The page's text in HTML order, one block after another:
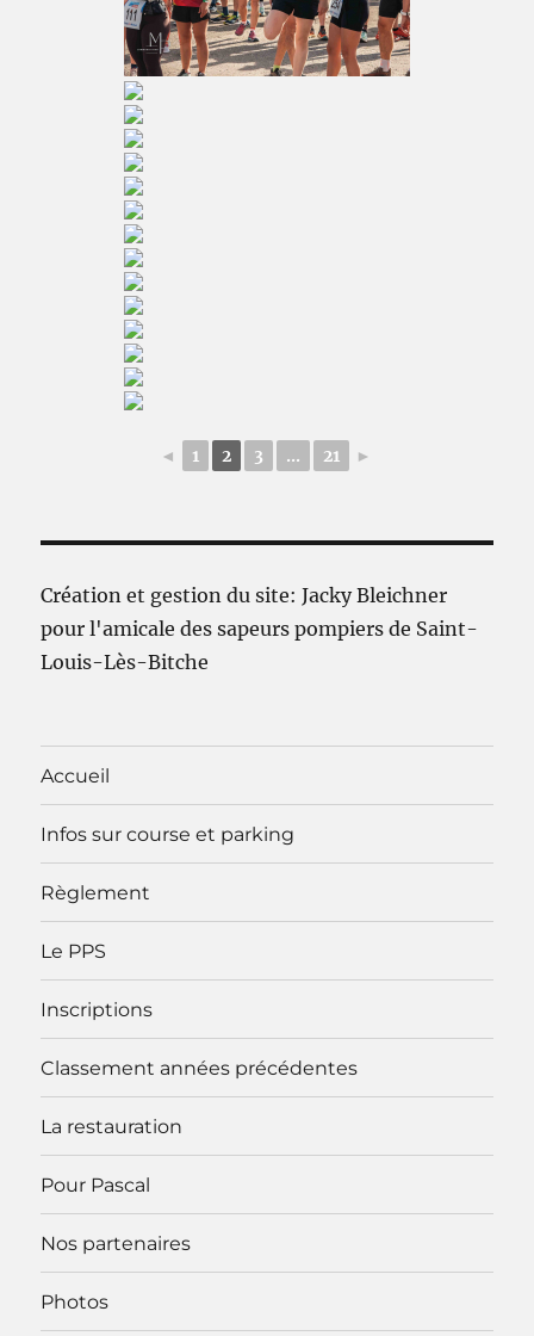
◄ 1 2 3 ... 21 ►
Création et gestion du site: Jacky Bleichner
pour l'amicale des sapeurs pompiers de Saint-
Louis-Lès-Bitche
Accueil
Infos sur course et parking
Règlement
Le PPS
Inscriptions
Classement années précédentes
La restauration
Pour Pascal
Nos partenaires
Photos